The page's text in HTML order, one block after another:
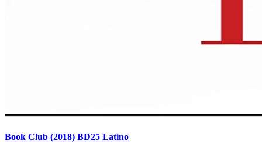
Book Club (2018) BD25 Latino